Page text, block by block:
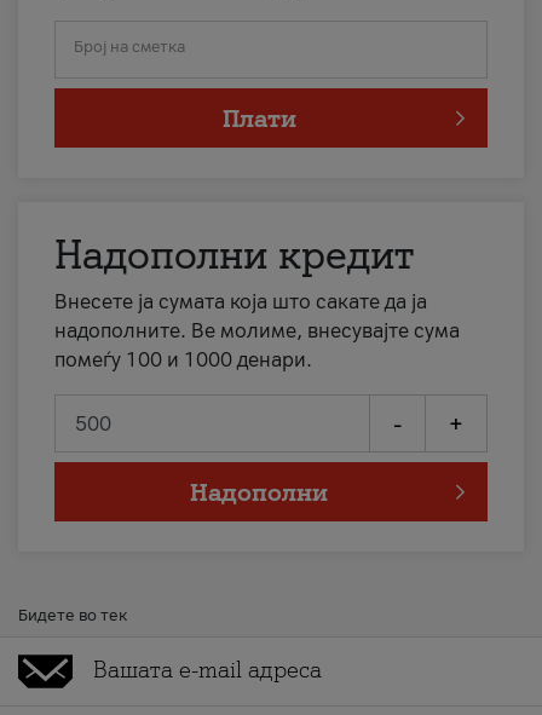
Број на сметка
Плати
Надополни кредит
Внесете ја сумата која што сакате да ја
надополните. Ве молиме, внесувајте сума
помеѓу 100 и 1000 денари.
- +
Надополни
Бидете во тек